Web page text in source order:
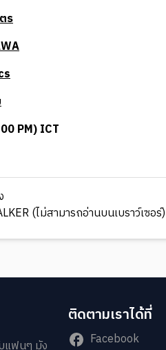
ร
PM) ICT
(ไม่สามารถอ่านบนเบราว์เซอร์)
ติดตามเราได้ที่
Facebook